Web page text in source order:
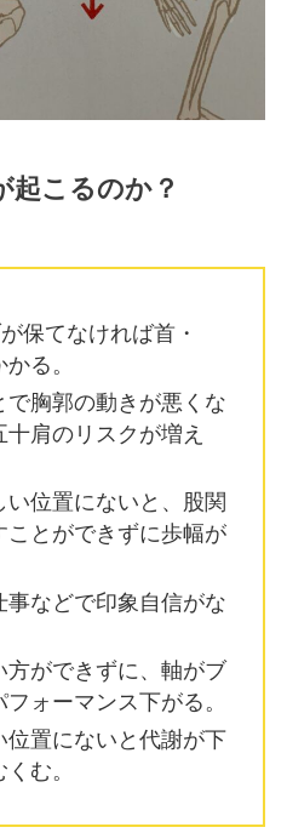
起こるのか？
保てなければ首・
る。
胸郭の動きが悪くな
肩のリスクが増え
位置にないと、股関
ことができずに歩幅が
などで印象自信がな
方ができずに、軸がブ
ォーマンス下がる。
位置にないと代謝が下
む。